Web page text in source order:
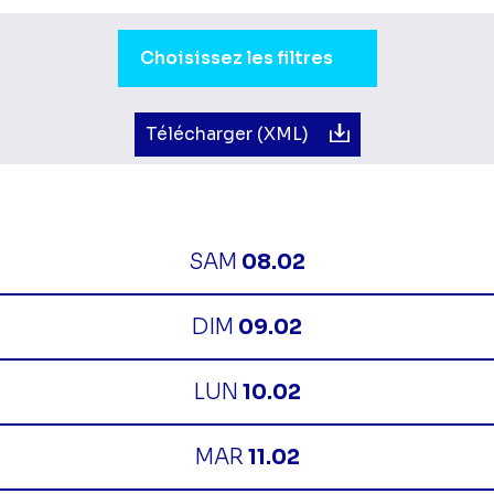
Choisissez les filtres
Télécharger (XML)
SAM 08.02
DIM 09.02
LUN 10.02
MAR 11.02